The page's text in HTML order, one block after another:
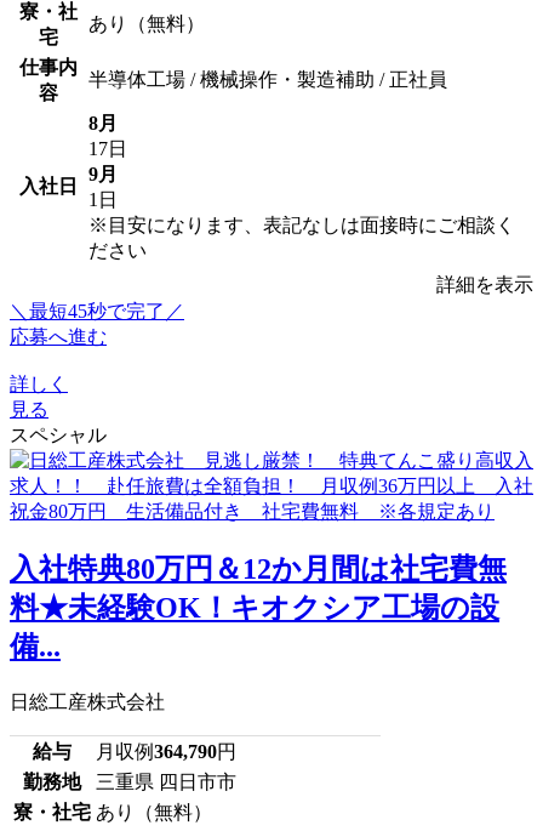
寮・社
宅
あり（無料）
仕事内
容
半導体工場 / 機械操作・製造補助 / 正社員
入社日
8月
17日
9月
1日
※目安になります、表記なしは面接時にご相談く
ださい
詳細を表示
＼最短45秒で完了／
応募へ進む
詳しく
見る
スペシャル
入社特典80万円＆12か月間は社宅費無
料★未経験OK！キオクシア工場の設
備...
日総工産株式会社
給与 月収例364,790円
勤務地
三重県 四日市市
寮・社宅 あり（無料）